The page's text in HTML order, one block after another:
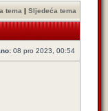
tema | Sljedeća tema
08 pro 2023, 00:54